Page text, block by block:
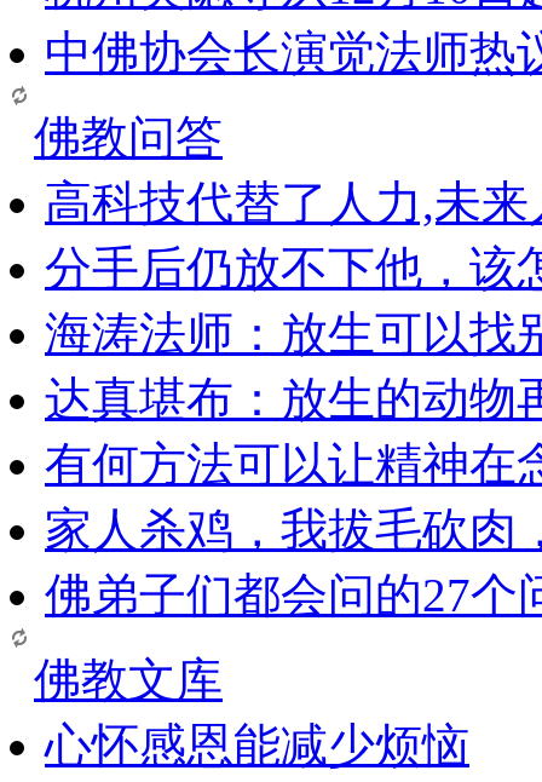
中佛协会长演觉法师热
佛教问答
高科技代替了人力,未
分手后仍放不下他，该
海涛法师：放生可以找
达真堪布：放生的动物
有何方法可以让精神在
家人杀鸡，我拔毛砍肉
佛弟子们都会问的27个
佛教文库
心怀感恩能减少烦恼